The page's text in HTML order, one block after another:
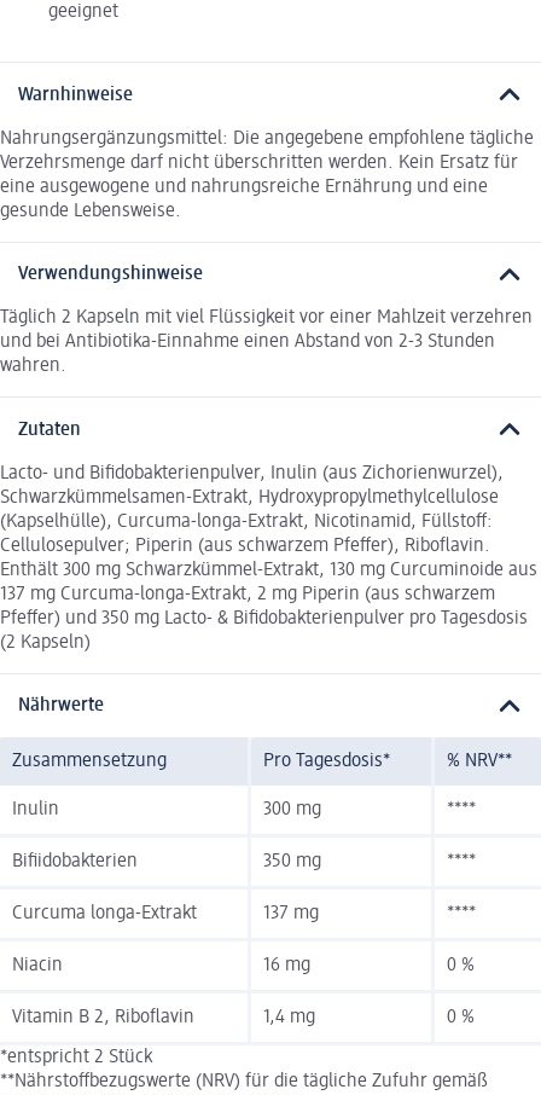
geeignet
Warnhinweise
Nahrungsergänzungsmittel: Die angegebene empfohlene tägliche
Verzehrsmenge darf nicht überschritten werden. Kein Ersatz für
eine ausgewogene und nahrungsreiche Ernährung und eine
gesunde Lebensweise.
Verwendungshinweise
Täglich 2 Kapseln mit viel Flüssigkeit vor einer Mahlzeit verzehren
und bei Antibiotika-Einnahme einen Abstand von 2-3 Stunden
wahren.
Zutaten
Lacto- und Bifidobakterienpulver, Inulin (aus Zichorienwurzel),
Schwarzkümmelsamen-Extrakt, Hydroxypropylmethylcellulose
(Kapselhülle), Curcuma-longa-Extrakt, Nicotinamid, Füllstoff:
Cellulosepulver; Piperin (aus schwarzem Pfeffer), Riboflavin.
Enthält 300 mg Schwarzkümmel-Extrakt, 130 mg Curcuminoide aus
137 mg Curcuma-longa-Extrakt, 2 mg Piperin (aus schwarzem
Pfeffer) und 350 mg Lacto- & Bifidobakterienpulver pro Tagesdosis
(2 Kapseln)
Nährwerte
Zusammensetzung Pro Tagesdosis* % NRV**
Inulin 300 mg ****
Bifiidobakterien 350 mg ****
Curcuma longa-Extrakt 137 mg ****
Niacin 16 mg 0 %
Vitamin B 2, Riboflavin 1,4 mg 0 %
*entspricht 2 Stück
**Nährstoffbezugswerte (NRV) für die tägliche Zufuhr gemäß